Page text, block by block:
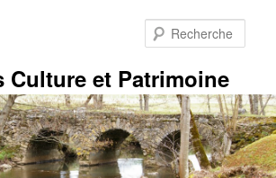
Culture et Patrimoine